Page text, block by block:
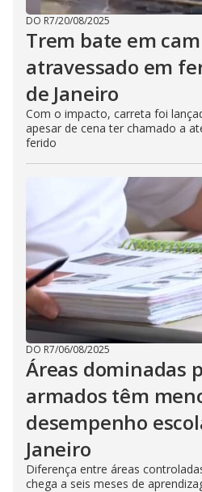
DO R7/20/08/2025
Trem bate em
atravessado em
de Janeiro
Com o impacto, carreta foi
apesar de cena ter chamado a
ferido
DO R7/06/08/2025
Áreas dominadas
armados têm
desempenho
Janeiro
Diferença entre áreas
chega a seis meses de